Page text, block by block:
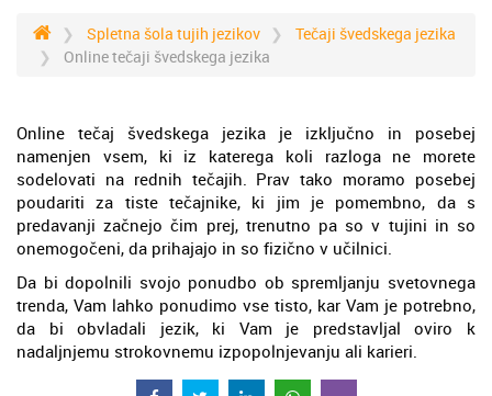
Spletna šola tujih jezikov
Tečaji švedskega jezika
Online tečaji švedskega jezika
Online tečaj švedskega jezika je izključno in posebej
namenjen vsem, ki iz katerega koli razloga ne morete
sodelovati na rednih tečajih. Prav tako moramo posebej
poudariti za tiste tečajnike, ki jim je pomembno, da s
predavanji začnejo čim prej, trenutno pa so v tujini in so
onemogočeni, da prihajajo in so fizično v učilnici.
Da bi dopolnili svojo ponudbo ob spremljanju svetovnega
trenda, Vam lahko ponudimo vse tisto, kar Vam je potrebno,
da bi obvladali jezik, ki Vam je predstavljal oviro k
nadaljnjemu strokovnemu izpopolnjevanju ali karieri.